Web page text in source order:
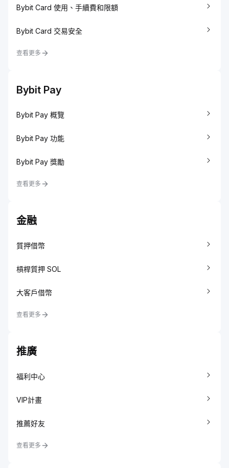
Bybit Card 使用、手續費和限額
Bybit Card 交易安全
查看更多
Bybit Pay
Bybit Pay 概覽
Bybit Pay 功能
Bybit Pay 獎勵
查看更多
金融
質押借幣
槓桿質押 SOL
大客戶借幣
查看更多
推廣
福利中心
VIP計畫
推薦好友
查看更多